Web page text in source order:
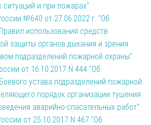
ситуаций и при пожарах"
№640 от 27.06.2022 г. “Об
использования средств
защиты органов дыхания и зрения
подразделений пожарной охраны”
от 16.10.2017 N 444 "Об
устава подразделений пожарной
порядок организации тушения
аварийно-спасательных работ"
от 25.10.2017 N 467 "Об